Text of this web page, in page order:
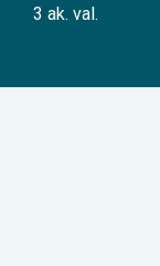
3 ak. val.